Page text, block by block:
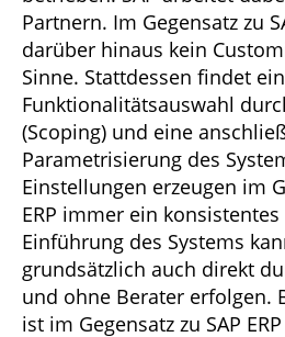
Partnern. Im Gegensatz zu
darüber hinaus kein
Sinne. Stattdessen findet
Funktionalitätsauswahl
(Scoping) und eine
Parametrisierung des
Einstellungen erzeugen im
ERP immer ein
Einführung des Systems
grundsätzlich auch direkt
und ohne Berater erfolgen.
ist im Gegensatz zu SAP